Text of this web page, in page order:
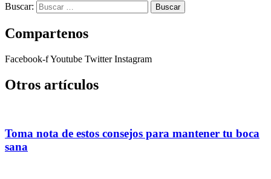
Buscar:
Compartenos
Facebook-fYoutube Twitter Instagram
Otros artículos
Toma nota de estos consejos para mantener tu boca
sana